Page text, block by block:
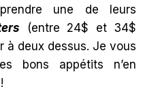
une de leurs
(entre 24$ et 34$
à deux dessus. Je vous
bons appétits n’en